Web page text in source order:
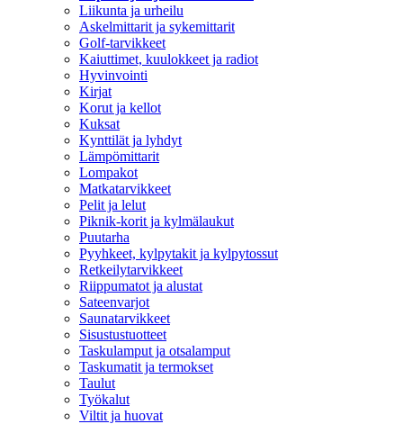
Liikunta ja urheilu
Askelmittarit ja sykemittarit
Golf-tarvikkeet
Kaiuttimet, kuulokkeet ja radiot
Hyvinvointi
Kirjat
Korut ja kellot
Kuksat
Kynttilät ja lyhdyt
Lämpömittarit
Lompakot
Matkatarvikkeet
Pelit ja lelut
Piknik-korit ja kylmälaukut
Puutarha
Pyyhkeet, kylpytakit ja kylpytossut
Retkeilytarvikkeet
Riippumatot ja alustat
Sateenvarjot
Saunatarvikkeet
Sisustustuotteet
Taskulamput ja otsalamput
Taskumatit ja termokset
Taulut
Työkalut
Viltit ja huovat